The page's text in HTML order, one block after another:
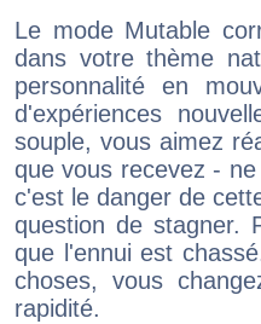
Le mode Mutable
dans votre thème
personnalité en
d'expériences
souple, vous aimez
que vous recevez -
c'est le danger de
question de stagner.
que l'ennui est
choses, vous
rapidité.